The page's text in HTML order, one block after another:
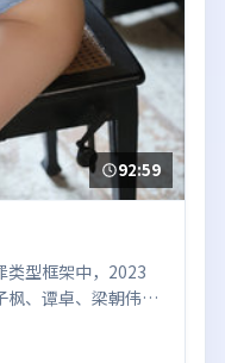
92:59
类型框架中，2023
枫、谭卓、梁朝伟、
气质偏泰国都市与